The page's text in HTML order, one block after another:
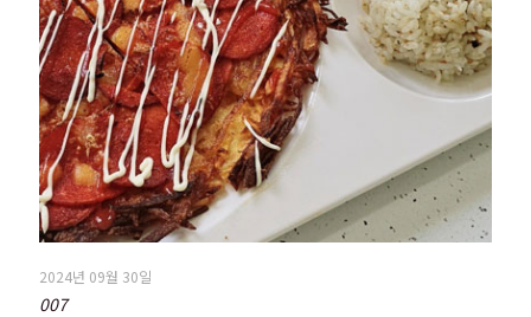
2024년 09월 30일
007